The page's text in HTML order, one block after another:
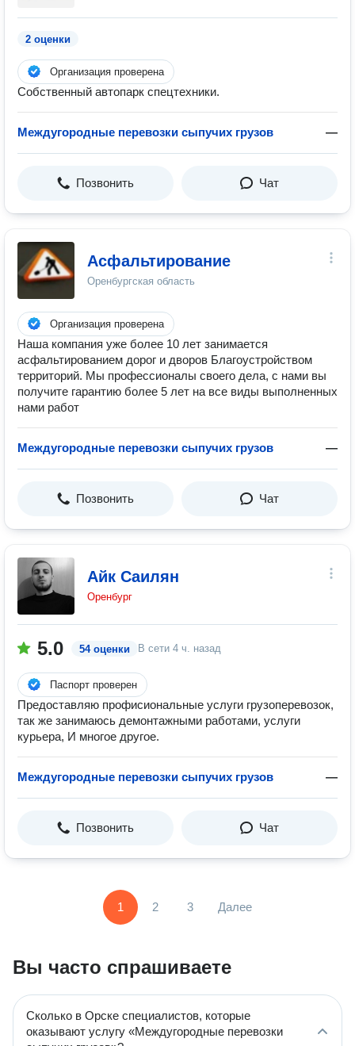
2 оценки
Организация проверена
Собственный автопарк спецтехники.
Междугородные перевозки сыпучих грузов —
Позвонить Чат
Асфальтирование
Оренбургская область
Организация проверена
Наша компания уже более 10 лет занимается
асфальтированием дорог и дворов Благоустройством
территорий. Мы профессионалы своего дела, с нами вы
получите гарантию более 5 лет на все виды выполненных
нами работ
Междугородные перевозки сыпучих грузов —
Позвонить Чат
Айк Саилян
Оренбург
5.0 54 оценки В сети 4 ч. назад
Паспорт проверен
Предоставляю профисиональные услуги грузоперевозок,
так же занимаюсь демонтажными работами, услуги
курьера, И многое другое.
Междугородные перевозки сыпучих грузов —
Позвонить Чат
1 2 3 Далее
Вы часто спрашиваете
Сколько в Орске специалистов, которые
оказывают услугу «Междугородные перевозки